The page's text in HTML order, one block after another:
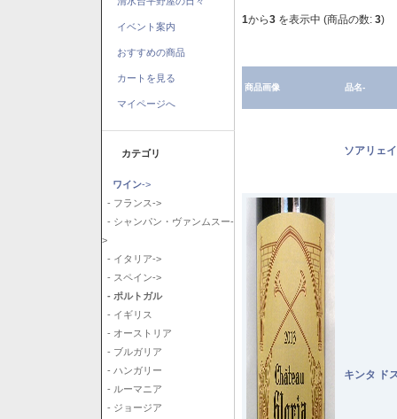
イベント案内
おすすめの商品
カートを見る
マイページへ
カテゴリ
ワイン->
- フランス->
- シャンパン・ヴァンムスー-
>
- イタリア->
- スペイン->
- ポルトガル
- イギリス
- オーストリア
- ブルガリア
- ハンガリー
- ルーマニア
- ジョージア
1から3 を表示中 (商品の数: 3)
商品画像 品名-
ソアリェ
キンタ ド